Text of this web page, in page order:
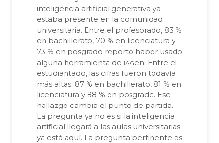
inteligencia artificial generativa ya
estaba presente en la comunidad
universitaria. Entre el profesorado, 83 %
en bachillerato, 70 % en licenciatura y
73 % en posgrado reportó haber usado
alguna herramienta de iagen. Entre el
estudiantado, las cifras fueron todavía
más altas: 87 % en bachillerato, 81 % en
licenciatura y 88 % en posgrado. Ese
hallazgo cambia el punto de partida.
La pregunta ya no es si la inteligencia
artificial llegará a las aulas universitarias;
ya está aquí. La pregunta pertinente es